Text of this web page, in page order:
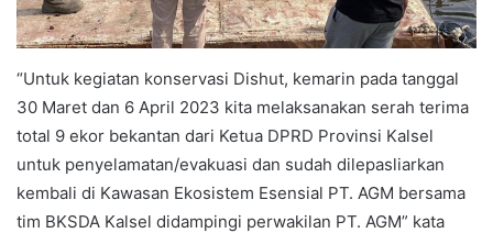
“Untuk kegiatan konservasi Dishut, kemarin pada tanggal
30 Maret dan 6 April 2023 kita melaksanakan serah terima
total 9 ekor bekantan dari Ketua DPRD Provinsi Kalsel
untuk penyelamatan/evakuasi dan sudah dilepasliarkan
kembali di Kawasan Ekosistem Esensial PT. AGM bersama
tim BKSDA Kalsel didampingi perwakilan PT. AGM” kata